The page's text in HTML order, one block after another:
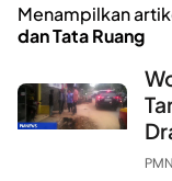
Menampilkan
dan Tata Ruang